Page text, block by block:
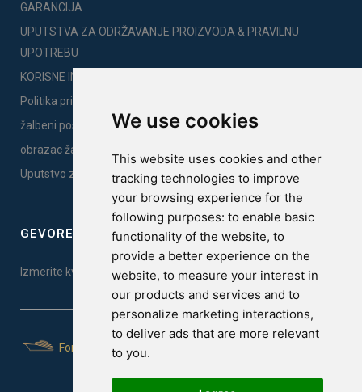
We use cookies
This website uses cookies and other
tracking technologies to improve
your browsing experience for the
following purposes: to enable basic
functionality of the website, to
provide a better experience on the
website, to measure your interest in
our products and services and to
personalize marketing interactions,
to deliver ads that are more relevant
to you.
GARANCIJA
UPUTSTVA ZA ODRŽAVANJE PROIZVODA & PRAVILNU
UPOTREBU
KORISNE INFORMACIJE
Politika privatnosti
žalbeni postupak
obrazac žalbe
Uputstvo za montažu
GEVOREST SLEEP QUALITY INDEX
Izmerite kvalitet vašeg sna. Uradite test ovde!
For Yachts